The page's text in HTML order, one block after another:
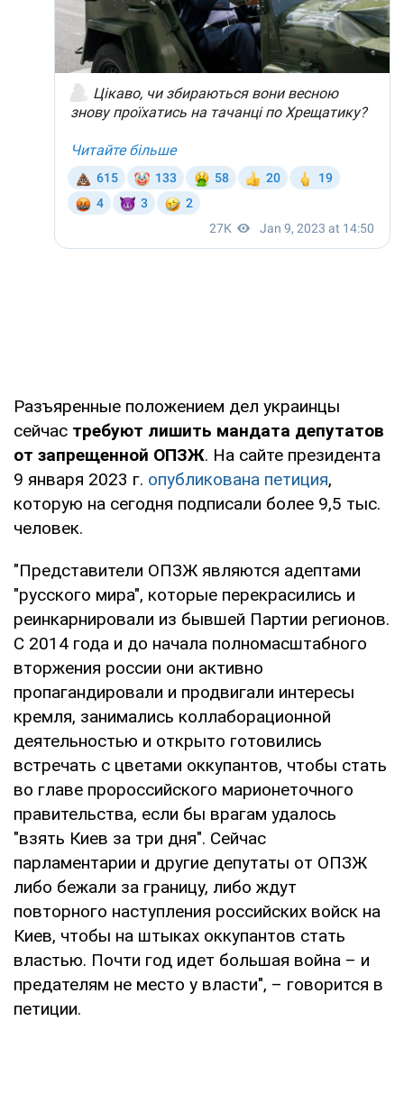
Разъяренные положением дел украинцы
сейчас требуют лишить мандата депутатов
от запрещенной ОПЗЖ. На сайте президента
9 января 2023 г. опубликована петиция,
которую на сегодня подписали более 9,5 тыс.
человек.
"Представители ОПЗЖ являются адептами
"русского мира", которые перекрасились и
реинкарнировали из бывшей Партии регионов.
С 2014 года и до начала полномасштабного
вторжения россии они активно
пропагандировали и продвигали интересы
кремля, занимались коллаборационной
деятельностью и открыто готовились
встречать с цветами оккупантов, чтобы стать
во главе пророссийского марионеточного
правительства, если бы врагам удалось
"взять Киев за три дня". Сейчас
парламентарии и другие депутаты от ОПЗЖ
либо бежали за границу, либо ждут
повторного наступления российских войск на
Киев, чтобы на штыках оккупантов стать
властью. Почти год идет большая война – и
предателям не место у власти", – говорится в
петиции.